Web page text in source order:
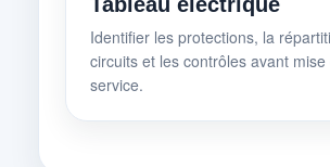
Identifier les protections, la
circuits et les contrôles avant mise
service.